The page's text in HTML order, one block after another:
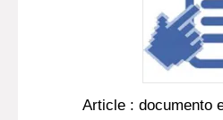
Article : documento